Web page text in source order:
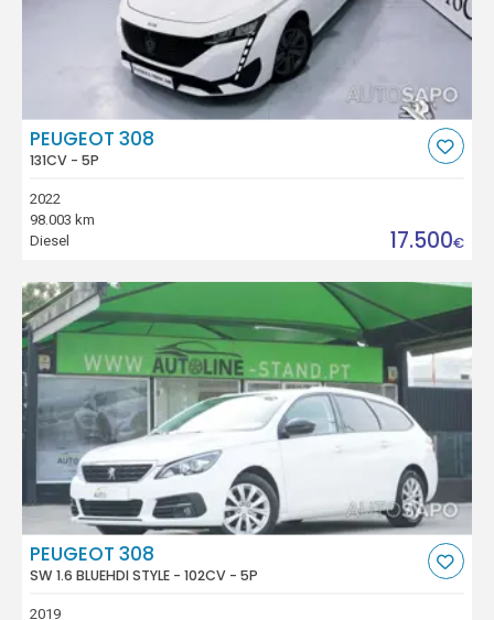
PEUGEOT 308
131CV - 5P
2022
98.003 km
Diesel
17.500€
PEUGEOT 308
SW 1.6 BLUEHDI STYLE - 102CV - 5P
2019